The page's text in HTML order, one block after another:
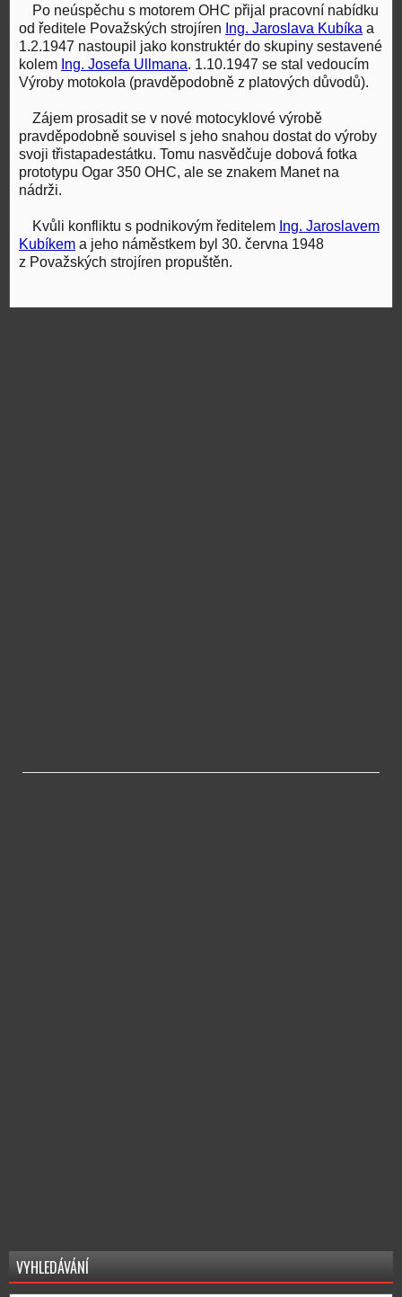
Po neúspěchu s motorem OHC přijal pracovní nabídku
od ředitele Považských strojíren Ing. Jaroslava Kubíka a
1.2.1947 nastoupil jako konstruktér do skupiny sestavené
kolem Ing. Josefa Ullmana. 1.10.1947 se stal vedoucím
Výroby motokola (pravděpodobně z platových důvodů).
Zájem prosadit se v nové motocyklové výrobě
pravděpodobně souvisel s jeho snahou dostat do výroby
svoji třistapadestátku. Tomu nasvědčuje dobová fotka
prototypu Ogar 350 OHC, ale se znakem Manet na
nádrži.
Kvůli konfliktu s podnikovým ředitelem Ing. Jaroslavem
Kubíkem a jeho náměstkem byl 30. června 1948
z Považských strojíren propuštěn.
VYHLEDÁVÁNÍ